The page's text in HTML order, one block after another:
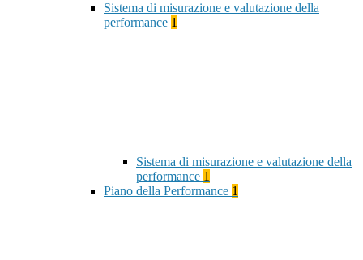
Sistema di misurazione e valutazione della
performance 1
Sistema di misurazione e valutazione della
performance 1
Piano della Performance 1